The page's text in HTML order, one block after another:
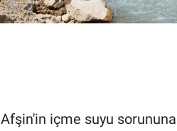
Afşin'in içme suyu